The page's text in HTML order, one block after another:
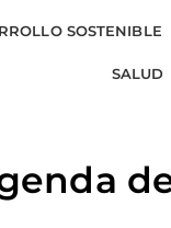
SOSTENIBLE
SALUD